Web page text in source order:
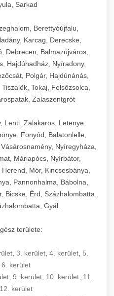
Sarkad
Berettyóújfalu,
Karcag, Derecske,
Debrecen, Balmazújváros,
Hajdúhadház, Nyíradony,
Polgár, Hajdúnánás,
Tokaj, Felsőzsolca,
Zalaszentgrót
Lenti, Zalakaros, Letenye,
Fonyód, Balatonlelle,
Nyíregyháza,
Máriapócs, Nyírbátor,
Mór, Kincsesbánya,
Pannonhalma, Bábolna,
Bicske, Érd, Százhalombatta,
Gyál.
területe:
3. kerület 4. kerület 5.
6. kerület
, 9. kerület, 10. kerület, 11.
12. kerület